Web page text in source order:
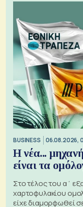
BUSINESS 06.08.2026,
Η νέα...
είναι τα
Στο τέλος του α΄
χαρτοφυλακίου
είχε διαμορφωθεί